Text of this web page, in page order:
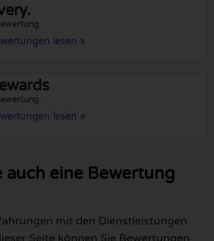
lesen »
lesen »
auch eine Bewertung
mit den Dienstleistungen
Seite können Sie Bewertungen